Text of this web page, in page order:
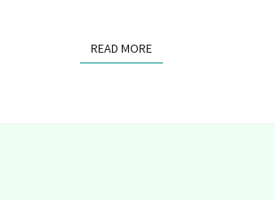
READ MOREREAD MORE